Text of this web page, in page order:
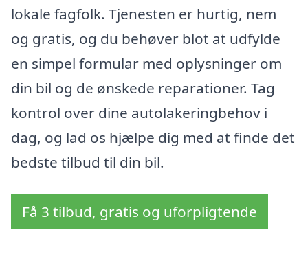
lokale fagfolk. Tjenesten er hurtig, nem
og gratis, og du behøver blot at udfylde
en simpel formular med oplysninger om
din bil og de ønskede reparationer. Tag
kontrol over dine autolakeringbehov i
dag, og lad os hjælpe dig med at finde det
bedste tilbud til din bil.
Få 3 tilbud, gratis og uforpligtende